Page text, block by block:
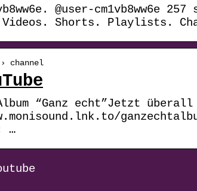
@user-cm1vb8ww6e
Videos. Shorts. Playlists.
channel
“Ganz echt”Jetzt überall
…